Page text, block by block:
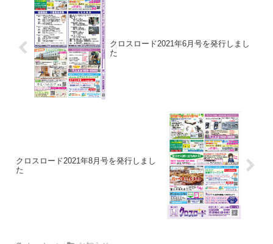
クロスロード2021年6月号を発行しまし
た
クロスロード2021年8月号を発行しまし
た